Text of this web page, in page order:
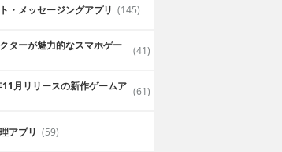
・メッセージングアプリ (145)
ターが魅力的なスマホゲー (41)
月リリースの新作ゲームア (61)
アプリ (59)